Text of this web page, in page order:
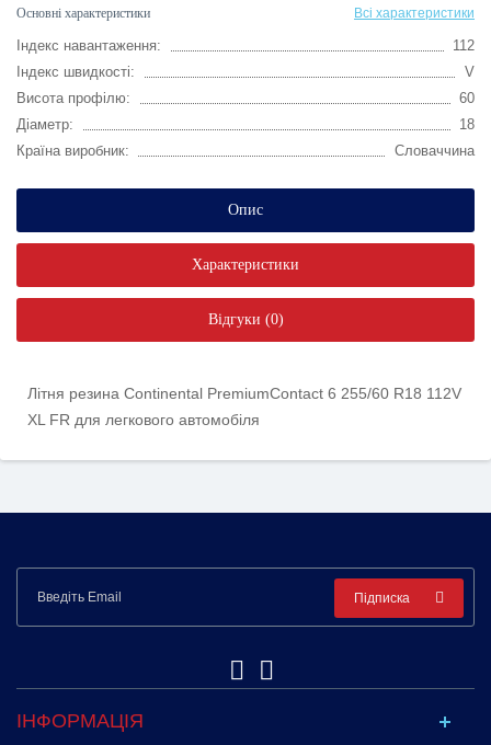
Основні характеристики Всі характеристики
Індекс навантаження:
112
Індекс швидкості:
V
Висота профілю:
60
Діаметр:
18
Країна виробник:
Словаччина
Опис
Характеристики
Відгуки (0)
Літня резина Continental PremiumContact 6 255/60 R18 112V
XL FR для легкового автомобіля
Підписка
ІНФОРМАЦІЯ